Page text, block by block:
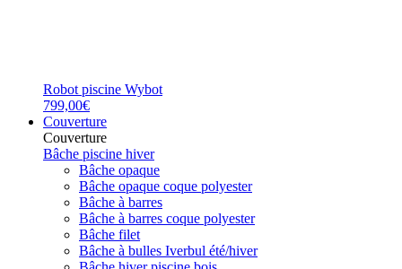
Robot piscine Wybot
799,00€
Couverture
Couverture
Bâche piscine hiver
Bâche opaque
Bâche opaque coque polyester
Bâche à barres
Bâche à barres coque polyester
Bâche filet
Bâche à bulles Iverbul été/hiver